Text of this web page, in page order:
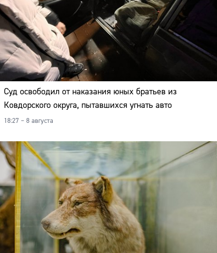
Суд освободил от наказания юных братьев из
Ковдорского округа, пытавшихся угнать авто
18:27 – 8 августа